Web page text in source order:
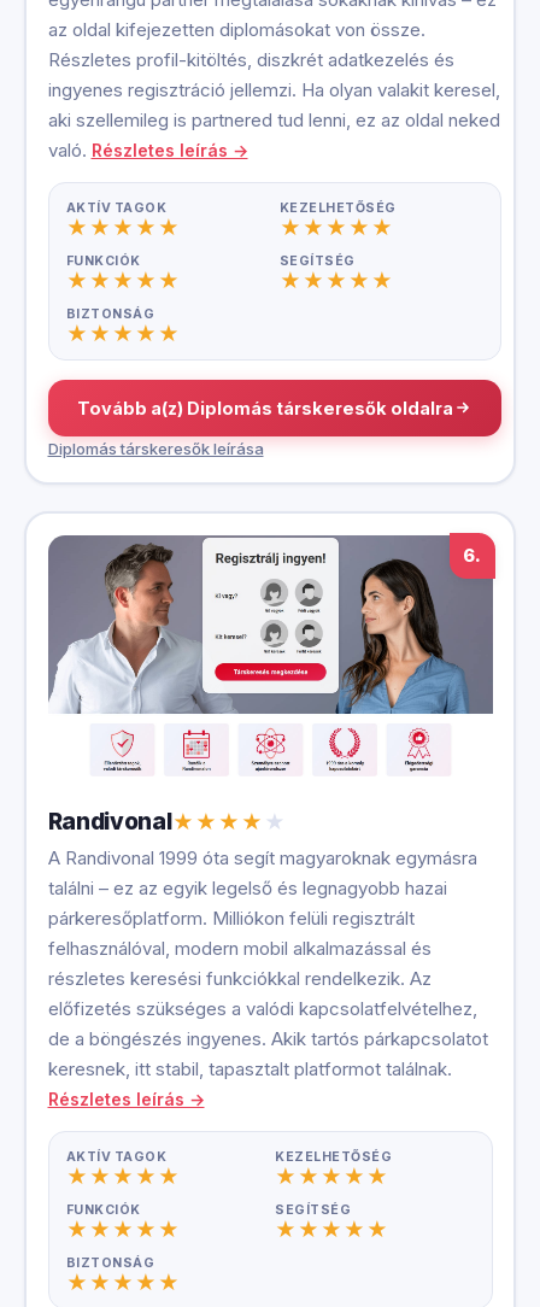
az oldal kifejezetten diplomásokat von össze.
Részletes profil-kitöltés, diszkrét adatkezelés és
ingyenes regisztráció jellemzi. Ha olyan valakit keresel,
aki szellemileg is partnered tud lenni, ez az oldal neked
való. Részletes leírás →
AKTÍV TAGOK KEZELHETŐSÉG
FUNKCIÓK SEGÍTSÉG
BIZTONSÁG
Tovább a(z) Diplomás társkeresők oldalra
Diplomás társkeresők leírása
6.
Randivonal
A Randivonal 1999 óta segít magyaroknak egymásra
találni – ez az egyik legelső és legnagyobb hazai
párkeresőplatform. Milliókon felüli regisztrált
felhasználóval, modern mobil alkalmazással és
részletes keresési funkciókkal rendelkezik. Az
előfizetés szükséges a valódi kapcsolatfelvételhez,
de a böngészés ingyenes. Akik tartós párkapcsolatot
keresnek, itt stabil, tapasztalt platformot találnak.
Részletes leírás →
AKTÍV TAGOK KEZELHETŐSÉG
FUNKCIÓK SEGÍTSÉG
BIZTONSÁG